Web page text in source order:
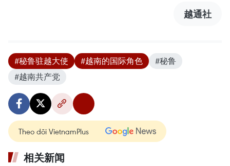
越通社
#秘鲁驻越大使 #越南的国际角色
#秘鲁
#越南共产党
Theo dõi VietnamPlus
相关新闻